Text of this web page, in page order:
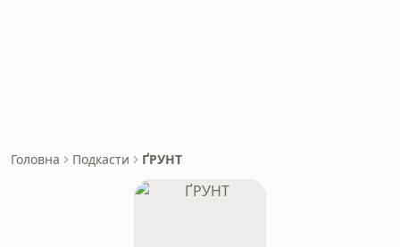
Головна Подкасти ҐРУНТ